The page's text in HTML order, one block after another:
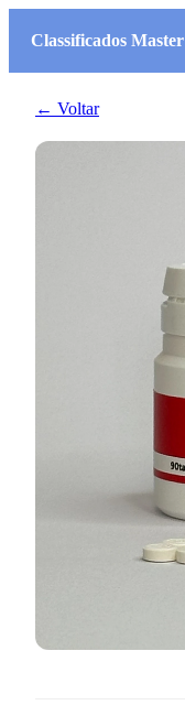
Classificados Master
← Voltar